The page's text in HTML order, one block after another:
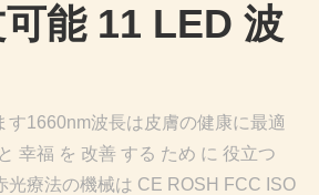
能 11 LED 波
す1660nm波長は皮膚の健康に最適
幸福 を 改善 する ため に 役立つ
光療法の機械は CE ROSH FCC ISO